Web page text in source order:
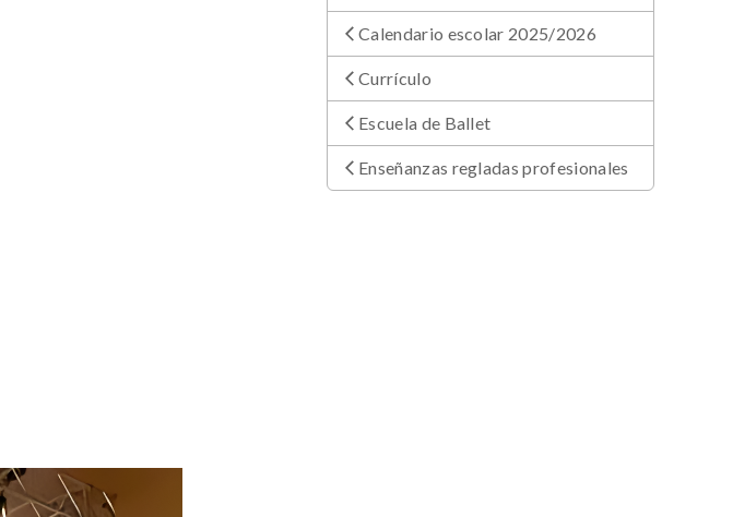
Calendario escolar 2025/2026
Currículo
Escuela de Ballet
Enseñanzas regladas profesionales